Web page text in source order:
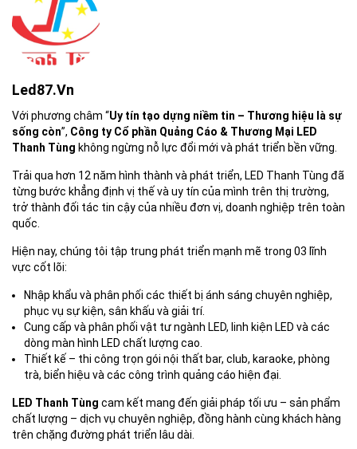
Led87.vn
Với phương châm “Uy tín tạo dựng niềm tin – Thương hiệu là sự
sống còn”, Công ty Cổ phần Quảng Cáo & Thương Mại LED
Thanh Tùng không ngừng nỗ lực đổi mới và phát triển bền vững.
Trải qua hơn 12 năm hình thành và phát triển, LED Thanh Tùng đã
từng bước khẳng định vị thế và uy tín của mình trên thị trường,
trở thành đối tác tin cậy của nhiều đơn vị, doanh nghiệp trên toàn
quốc.
Hiện nay, chúng tôi tập trung phát triển mạnh mẽ trong 03 lĩnh
vực cốt lõi:
Nhập khẩu và phân phối các thiết bị ánh sáng chuyên nghiệp,
phục vụ sự kiện, sân khấu và giải trí.
Cung cấp và phân phối vật tư ngành LED, linh kiện LED và các
dòng màn hình LED chất lượng cao.
Thiết kế – thi công trọn gói nội thất bar, club, karaoke, phòng
trà, biển hiệu và các công trình quảng cáo hiện đại.
LED Thanh Tùng cam kết mang đến giải pháp tối ưu – sản phẩm
chất lượng – dịch vụ chuyên nghiệp, đồng hành cùng khách hàng
trên chặng đường phát triển lâu dài.